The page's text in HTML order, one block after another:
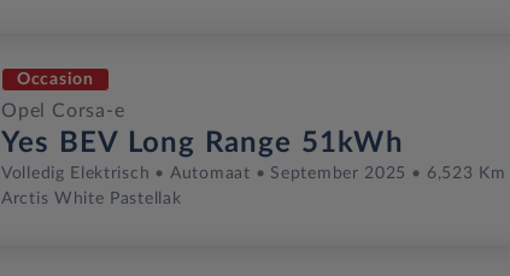
Occasion
Opel Corsa-e
Yes BEV Long Range 51kWh
Volledig Elektrisch Automaat September 2025 6,523 Km
Arctis White Pastellak